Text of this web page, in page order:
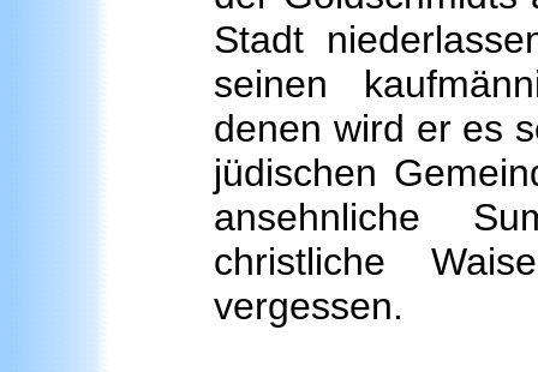
Stadt
seinen
denen wird er es
jüdischen
ansehnliche
christliche
vergessen.